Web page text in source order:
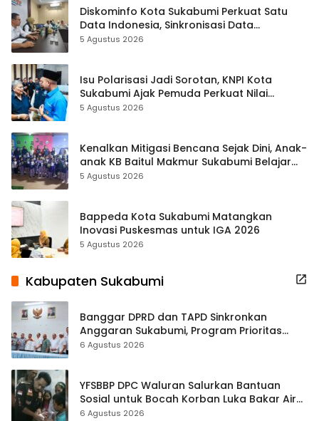
Diskominfo Kota Sukabumi Perkuat Satu
Data Indonesia, Sinkronisasi Data
Kewilayahan Dikebut
5 Agustus 2026
Isu Polarisasi Jadi Sorotan, KNPI Kota
Sukabumi Ajak Pemuda Perkuat Nilai
Kebangsaan
5 Agustus 2026
Kenalkan Mitigasi Bencana Sejak Dini, Anak-
anak KB Baitul Makmur Sukabumi Belajar
Lewat Boneka Tangan
5 Agustus 2026
Bappeda Kota Sukabumi Matangkan
Inovasi Puskesmas untuk IGA 2026
5 Agustus 2026
Kabupaten Sukabumi
Banggar DPRD dan TAPD Sinkronkan
Anggaran Sukabumi, Program Prioritas
hingga Pendapatan Dibahas
6 Agustus 2026
YFSBBP DPC Waluran Salurkan Bantuan
Sosial untuk Bocah Korban Luka Bakar Air
Panas
6 Agustus 2026